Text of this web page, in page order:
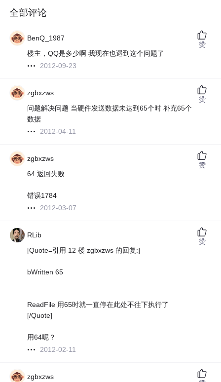
全部评论
BenQ_1987
楼主，QQ是多少啊 我现在也遇到这个问题了
2012-09-23
赞
zgbxzws
问题解决问题 当硬件发送数据未达到65个时 补充65个
数据
2012-04-11
赞
zgbxzws
64 返回失败
错误1784
2012-03-07
赞
RLib
[Quote=引用 12 楼 zgbxzws 的回复:]
bWritten 65
ReadFile 用65时就一直停在此处不往下执行了
[/Quote]
用64呢？
2012-02-11
赞
zgbxzws